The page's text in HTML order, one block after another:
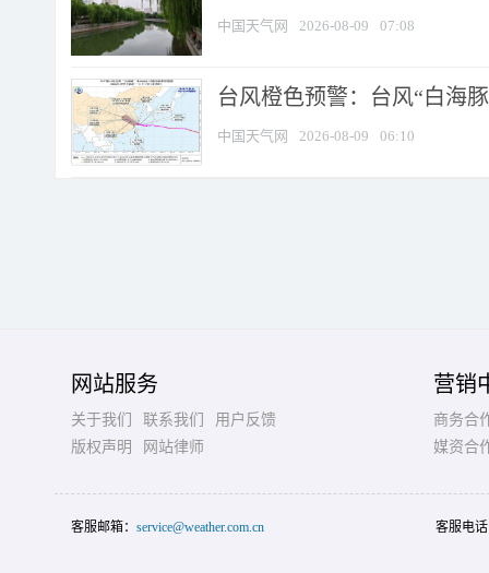
中国天气网 2026-08-09 07:08
台风橙色预警：台风“白海
中国天气网 2026-08-09 06:10
网站服务
关于我们 联系我们
用户反馈
版权声明
网站律师
营销
商务合
媒资合
客服邮箱： service@weather.com.cn 客服电